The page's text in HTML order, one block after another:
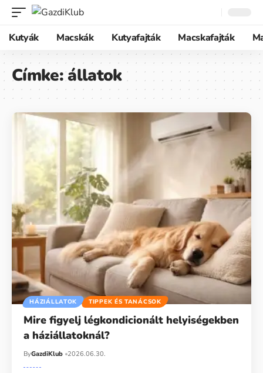
Kutyák Macskák Kutyafajták Macskafajták
Címke:állatok
HÁZIÁLLATOK TIPPEK ÉS TANÁCSOK
Mire figyelj légkondicionált helyiségekben
a háziállatoknál?
ByGazdiKlub 2026.06.30.